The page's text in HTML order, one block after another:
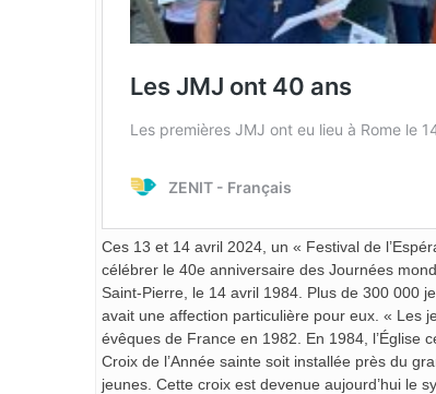
Ces 13 et 14 avril 2024, un « Festival de
célébrer le 40e anniversaire des Journées
Saint-Pierre, le 14 avril 1984. Plus de 300 000
avait une affection particulière pour eux. « Les
évêques de France en 1982. En 1984, l’Église
Croix de l’Année sainte soit installée près du
jeunes. Cette croix est devenue aujourd’hui le